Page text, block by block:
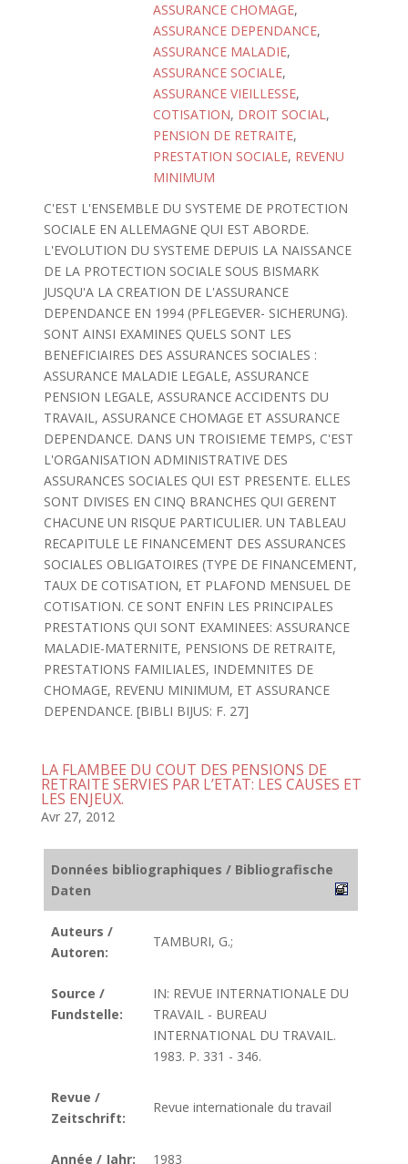
ASSURANCE CHOMAGE,
ASSURANCE DEPENDANCE,
ASSURANCE MALADIE,
ASSURANCE SOCIALE,
ASSURANCE VIEILLESSE,
COTISATION, DROIT SOCIAL,
PENSION DE RETRAITE,
PRESTATION SOCIALE, REVENU
MINIMUM
C'EST L'ENSEMBLE DU SYSTEME DE PROTECTION
SOCIALE EN ALLEMAGNE QUI EST ABORDE.
L'EVOLUTION DU SYSTEME DEPUIS LA NAISSANCE
DE LA PROTECTION SOCIALE SOUS BISMARK
JUSQU'A LA CREATION DE L'ASSURANCE
DEPENDANCE EN 1994 (PFLEGEVER- SICHERUNG).
SONT AINSI EXAMINES QUELS SONT LES
BENEFICIAIRES DES ASSURANCES SOCIALES :
ASSURANCE MALADIE LEGALE, ASSURANCE
PENSION LEGALE, ASSURANCE ACCIDENTS DU
TRAVAIL, ASSURANCE CHOMAGE ET ASSURANCE
DEPENDANCE. DANS UN TROISIEME TEMPS, C'EST
L'ORGANISATION ADMINISTRATIVE DES
ASSURANCES SOCIALES QUI EST PRESENTE. ELLES
SONT DIVISES EN CINQ BRANCHES QUI GERENT
CHACUNE UN RISQUE PARTICULIER. UN TABLEAU
RECAPITULE LE FINANCEMENT DES ASSURANCES
SOCIALES OBLIGATOIRES (TYPE DE FINANCEMENT,
TAUX DE COTISATION, ET PLAFOND MENSUEL DE
COTISATION. CE SONT ENFIN LES PRINCIPALES
PRESTATIONS QUI SONT EXAMINEES: ASSURANCE
MALADIE-MATERNITE, PENSIONS DE RETRAITE,
PRESTATIONS FAMILIALES, INDEMNITES DE
CHOMAGE, REVENU MINIMUM, ET ASSURANCE
DEPENDANCE. [BIBLI BIJUS: F. 27]
LA FLAMBEE DU COUT DES PENSIONS DE
RETRAITE SERVIES PAR L’ETAT: LES CAUSES ET
LES ENJEUX.
Avr 27, 2012
Données bibliographiques / Bibliografische
Daten
Auteurs /
Autoren:
TAMBURI, G.;
Source /
Fundstelle:
IN: REVUE INTERNATIONALE DU
TRAVAIL - BUREAU
INTERNATIONAL DU TRAVAIL.
1983. P. 331 - 346.
Revue /
Zeitschrift:
Revue internationale du travail
Année / Jahr: 1983